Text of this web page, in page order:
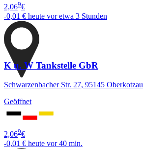
2,069€
-0,01 € heute vor etwa 3 Stunden
K u. W Tankstelle GbR
Schwarzenbacher Str. 27, 95145 Oberkotzau
Geöffnet
2,069€
-0,01 € heute vor 40 min.